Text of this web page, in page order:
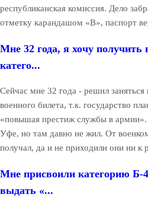
республиканская комиссия. Дело
отметку карандашом «В», паспорт
Мне 32 года, я хочу получить
катего...
Сейчас мне 32 года - решил
военного билета, т.к. государство
«повышая престиж службы в
Уфе, но там давно не жил. От
получал, да и не приходили они ни к
Мне присвоили категорию Б-
выдать «...